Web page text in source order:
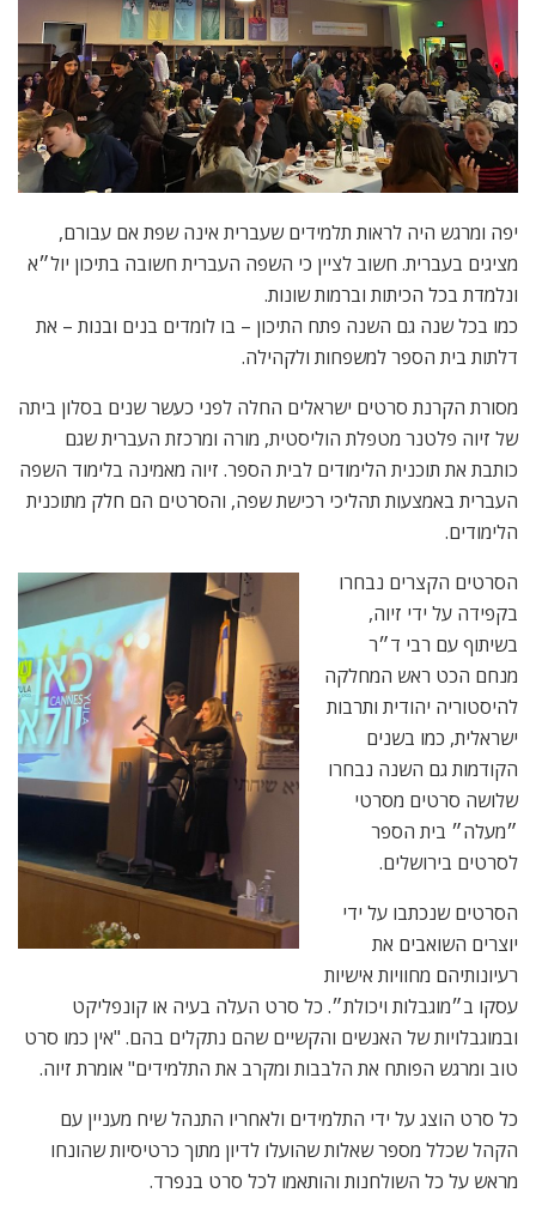
יפה ומרגש היה לראות תלמידים שעברית אינה שפת אם עבורם,
מציגים בעברית. חשוב לציין כי השפה העברית חשובה בתיכון יול״א
ונלמדת בכל הכיתות וברמות שונות.
כמו בכל שנה גם השנה פתח התיכון – בו לומדים בנים ובנות – את
דלתות בית הספר למשפחות ולקהילה.
מסורת הקרנת סרטים ישראלים החלה לפני כעשר שנים בסלון ביתה
של זיוה פלטנר מטפלת הוליסטית, מורה ומרכזת העברית שגם
כותבת את תוכנית הלימודים לבית הספר. זיוה מאמינה בלימוד השפה
העברית באמצעות תהליכי רכישת שפה, והסרטים הם חלק מתוכנית
הלימודים.
הסרטים הקצרים נבחרו
בקפידה על ידי זיוה,
בשיתוף עם רבי ד״ר
מנחם הכט ראש המחלקה
להיסטוריה יהודית ותרבות
ישראלית, כמו בשנים
הקודמות גם השנה נבחרו
שלושה סרטים מסרטי
״מעלה״ בית הספר
לסרטים בירושלים.
הסרטים שנכתבו על ידי
יוצרים השואבים את
רעיונותיהם מחוויות אישיות
עסקו ב״מוגבלות ויכולת״. כל סרט העלה בעיה או קונפליקט
ובמוגבלויות של האנשים והקשיים שהם נתקלים בהם. "אין כמו סרט
טוב ומרגש הפותח את הלבבות ומקרב את התלמידים" אומרת זיוה.
כל סרט הוצג על ידי התלמידים ולאחריו התנהל שיח מעניין עם
הקהל שכלל מספר שאלות שהועלו לדיון מתוך כרטיסיות שהונחו
מראש על כל השולחנות והותאמו לכל סרט בנפרד.